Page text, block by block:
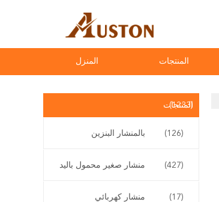
المنزل المنتجات
المنتجات(1233)
بالمنشار البنزين (126)
منشار صغير محمول باليد (427)
منشار كهربائي (17)